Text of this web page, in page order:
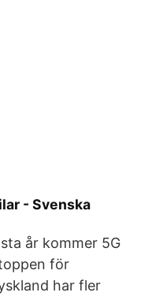
- Svenska
år kommer 5G
för
har fler